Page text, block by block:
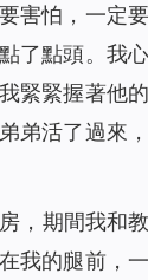
害怕，一定
了點頭。我
緊緊握著他
弟活了過來
，期間我和
我的腿前，